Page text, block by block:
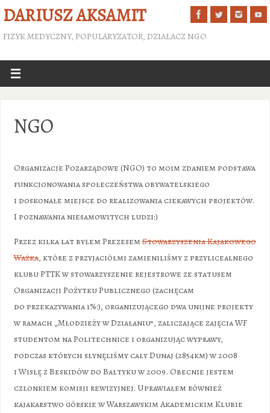
DARIUSZ AKSAMIT
FIZYK MEDYCZNY, POPULARYZATOR, DZIAŁACZ NGO
NGO
Organizacje Pozarządowe (NGO) to moim zdaniem podstawa
funkcjonowania społeczeństwa obywatelskiego
i doskonałe miejsce do realizowania ciekawych projektów.
I poznawania niesamowitych ludzi:)
Przez kilka lat byłem PrezesemStowarzyszenia Kajakowego
Ważka, które z przyjaciółmi zamieniliśmy z przylicealnego
klubu PTTK w stowarzyszenie rejestrowe ze statusem
Organizacji Pożytku Publicznego (zachęcam
do przekazywania 1%!), organizującego dwa unijne projekty
w ramach „Młodzieży w Działaniu”, zaliczające zajęcia WF
studentom na Politechnice i organizując wyprawy,
podczas których słynęliśmy cały Dunaj (2854km) w 2008
i Wisłę z Beskidów do Bałtyku w 2009. Obecnie jestem
członkiem komisji rewizyjnej. Uprawiałem również
kajakarstwo górskie w Warszawskim Akademickim Klubie